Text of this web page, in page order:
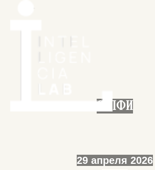
СЕЛФИ
29 апреля 2026